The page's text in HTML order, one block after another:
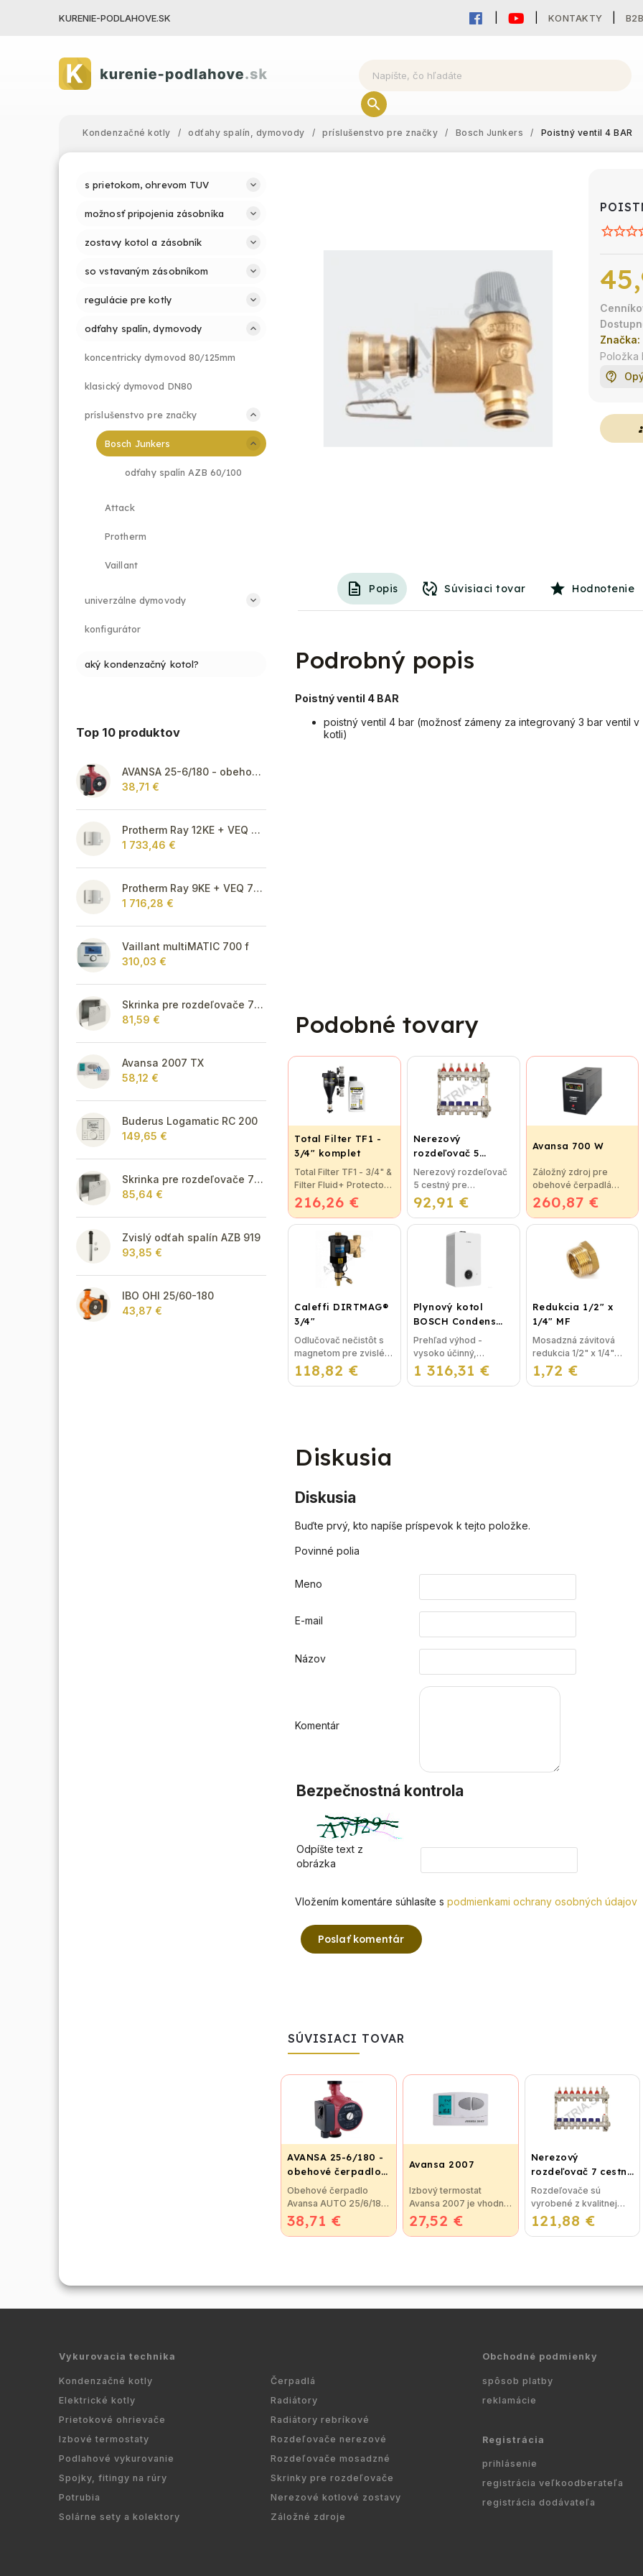
KURENIE-PODLAHOVE.SK KONTAKTY B2B
Kondenzačné kotly / odťahy spalín, dymovody / príslušenstvo pre značky / Bosch Junkers / Poistný ventil 4 BAR
s prietokom, ohrevom TUV
možnosť pripojenia zásobníka
zostavy kotol a zásobník
so vstavaným zásobníkom
regulácie pre kotly
odťahy spalín, dymovody
koncentricky dymovod 80/125mm
klasický dymovod DN80
príslušenstvo pre značky
Bosch Junkers
odťahy spalín AZB 60/100
Attack
Protherm
Vaillant
univerzálne dymovody
konfigurátor
aký kondenzačný kotol?
Top 10 produktov
AVANSA 25-6/180 - obehové čerpadlo, pripojovací závit 6/4"
38,71 €
Protherm Ray 12KE + VEQ 75 + Thermolink P
1 733,46 €
Protherm Ray 9KE + VEQ 75 + Thermolink P
1 716,28 €
Vaillant multiMATIC 700 f
310,03 €
Skrinka pre rozdeľovače 715 mm - podomietková
81,59 €
Avansa 2007 TX
58,12 €
Buderus Logamatic RC 200
149,65 €
Skrinka pre rozdeľovače 795 mm - podomietková
85,64 €
Zvislý odťah spalín AZB 919
93,85 €
IBO OHI 25/60-180
43,87 €
Značka:
Položka
Popis Súvisiaci tovar Hodnotenie
Podrobný popis
Poistný ventil 4 BAR
poistný ventil 4 bar (možnosť zámeny za integrovaný 3 bar ventil v
kotli)
Podobné tovary
Total Filter TF1 -
3/4" komplet
216,26 €
Total Filter TF1 - 3/4" &
Filter Fluid+ Protector
Prevratná novinka
vo filtrácií vykurovacej
vody. Total Filter je
použiteľný na všetky
rozvody...
Nerezový
rozdeľovač 5
cestný pre
podlahové
vykurovanie
92,91 €
Nerezový rozdeľovač
5 cestný pre
podlahové
vykurovanie
Rozdeľovače sú
vyrobené z kvalitnej
Avansa 700 W
260,87 €
Záložný zdroj pre
obehové čerpadlá
Avansa 700 W
Technické údaje
Maximálna kapacita:
menovitý výkon: 700W
Hlavné vstupné...
Caleffi DIRTMAG®
3/4"
118,82 €
Odlučovač nečistôt s
magnetom pre zvislé aj
vodorovné potrubie
CALEFFI DIRTMAG®
Plynový kotol
BOSCH Condens
GC2300iW 24 P -
Závesný
kondenzačný
vykurovací kotol
1 316,31 €
Prehľad výhod -
vysoko účinný,
priestorovo úsporný -
intuitivne ovládaný LCD
Redukcia 1/2" x
1/4" MF
1,72 €
Mosadzná závitová
redukcia 1/2" x 1/4"
MF je najpoužívanejší
spoj na oceľové
Diskusia
Diskusia
Buďte prvý, kto napíše príspevok k tejto položke.
Povinné polia
Meno
E-mail
Názov
Komentár
Bezpečnostná kontrola
Odpíšte text z
obrázka
Vložením komentáre súhlasíte s podmienkami ochrany osobných údajov
Poslať komentár
SÚVISIACI TOVAR
AVANSA 25-6/180 -
obehové čerpadlo,
pripojovací závit
6/4"
38,71 €
Obehové čerpadlo
Avansa AUTO 25/6/180
Obehové čerpadlo
Avansa AUTO 25/60
Avansa 2007
27,52 €
Izbový termostat
Avansa 2007 je vhodný
na reguláciu väčšiny
kotlov. Termostat je
Nerezový
rozdeľovač 7 cestný
pre podlahové
vykurovanie
121,88 €
Rozdeľovače sú
vyrobené z kvalitnej
nerezovej ocele podľa
nemeckej normy DIN EN
Vykurovacia technika
Kondenzačné kotly
Elektrické kotly
Prietokové ohrievače
Izbové termostaty
Podlahové vykurovanie
Spojky, fitingy na rúry
Potrubia
Solárne sety a kolektory
Čerpadlá
Radiátory
Radiátory rebríkové
Rozdeľovače nerezové
Rozdeľovače mosadzné
Skrinky pre rozdeľovače
Nerezové kotlové zostavy
Záložné zdroje
Obchodné podmienky
spôsob platby
reklamácie
Registrácia
prihlásenie
registrácia veľkoodberateľa
registrácia dodávateľa